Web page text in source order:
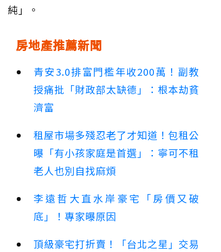
純」。
房地產推薦新聞
青安3.0排富門檻年收200萬！副教
授痛批「財政部太缺德」：根本劫貧
濟富
租屋市場多殘忍老了才知道！包租公
曝「有小孩家庭是首選」：寧可不租
老人也別自找麻煩
李遠哲大直水岸豪宅「房價又破
底」！專家曝原因
頂級豪宅打折賣！「台北之星」交易